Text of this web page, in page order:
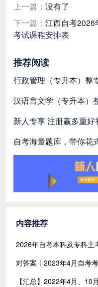
上一篇： 没有了
下一篇： 江西自考2026
考试课程安排表
推荐阅读
行政管理（专升本）整
汉语言文学（专升本）
新人专享 注册赢多重好
自考海量题库，带你花
内容推荐
2026年自考本科及专科主
对答案丨2023年4月自考